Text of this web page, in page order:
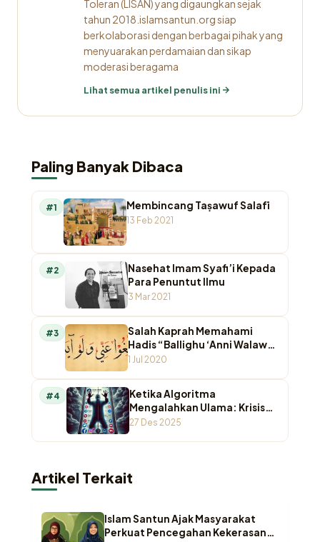
Toleran (LISAN) yang digaungkan sejak
tahun 2018.islamsantun.org siap
berkolaborasi dengan berbagai pihak yang
menyuarakan perdamaian dan sikap
moderasi beragama
Lihat semua artikel penulis ini
Paling Banyak Dibaca
#1 Membincang Taṣawuf Salafī
13 Feb 2021
#2
Nasehat Imam Syafi’i Kepada
Para Penuntut Ilmu
3 Mar 2021
#3
Salah Kaprah Memahami
Hadis “Ballighu ‘Anni Walaw
Ayah”
1 Jul 2020
#4
Ketika Algoritma
Mengalahkan Ulama: Krisis
Otoritas Keagamaan di
27 Des 2025
Artikel Terkait
Islam Santun Ajak Masyarakat
Perkuat Pencegahan Kekerasan